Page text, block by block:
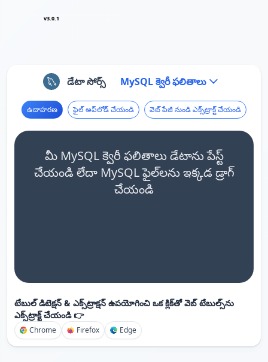
v3.0.1
డేటా సోర్స్ MySQL క్వెరీ ఫలితాలు
ఉదాహరణ ఫైల్ అప్‌లోడ్ చేయండి వెబ్ పేజీ నుండి ఎక్స్‌ట్రాక్ట్ చేయండి
మీ MySQL క్వెరీ ఫలితాలు డేటాను పేస్ట్
చేయండి లేదా MySQL ఫైల్‌లను ఇక్కడ డ్రాగ్
చేయండి
టేబుల్ డిటెక్షన్ & ఎక్స్‌ట్రాక్షన్ ఉపయోగించి ఒక క్లిక్‌తో వెబ్ టేబుల్స్‌ను
ఎక్స్‌ట్రాక్ట్ చేయండి 👉
Chrome Firefox Edge